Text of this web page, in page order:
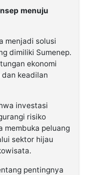
menuju
menjadi solusi
dimiliki Sumenep.
ekonomi
keadilan
investasi
risiko
membuka peluang
sektor hijau
pentingnya